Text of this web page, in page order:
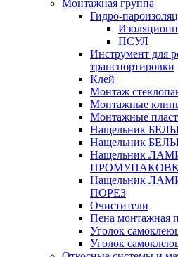
Монтажная группа
Гидро-
ПСУЛ
Инструмент для
транспортировки
Клей
Монтаж
Монтажные
Монтажные
Нащельник
Нащельник
Нащельник
Нащельник
ПОРЕЗ
Очистители
Пена монтажная
Уголок
Уголок